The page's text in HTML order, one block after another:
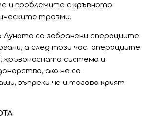
и проблемите с кръвното
травми.
Луната са забранени операциите
а след този час операциите
кръвоносната система и
ако не са
въпреки че и тогава крият